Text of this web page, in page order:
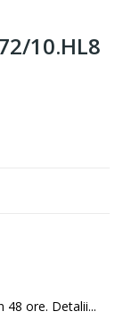
10.HL8
48 ore. Detalii...